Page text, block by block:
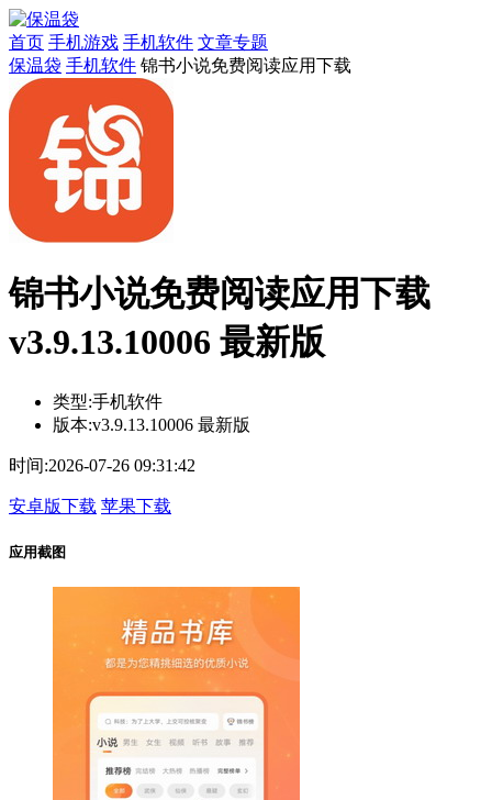
首页 手机游戏 手机软件 文章专题
保温袋 手机软件 锦书小说免费阅读应用下载
锦书小说免费阅读应用下载
v3.9.13.10006 最新版
类型:手机软件
版本:v3.9.13.10006 最新版
时间:2026-07-26 09:31:42
安卓版下载 苹果下载
应用截图